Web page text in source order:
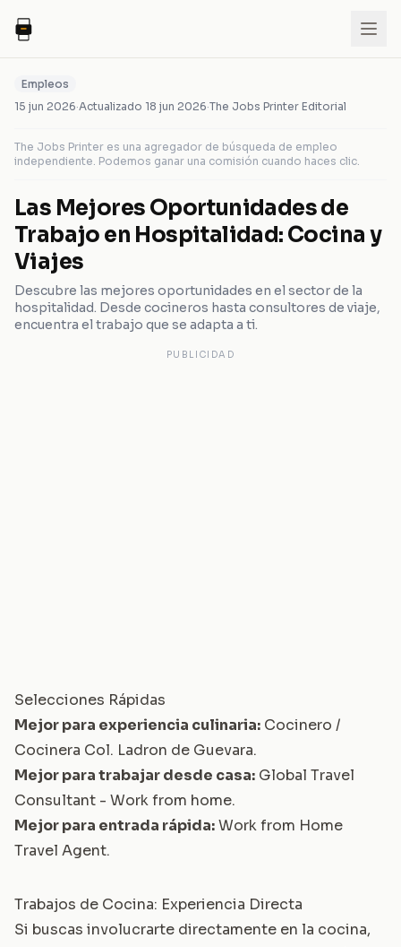
Empleos
15 jun 2026·Actualizado 18 jun 2026·The Jobs Printer Editorial
The Jobs Printer es una agregador de búsqueda de empleo
independiente. Podemos ganar una comisión cuando haces clic.
Las Mejores Oportunidades de
Trabajo en Hospitalidad: Cocina y
Viajes
Descubre las mejores oportunidades en el sector de la
hospitalidad. Desde cocineros hasta consultores de viaje,
encuentra el trabajo que se adapta a ti.
PUBLICIDAD
Selecciones Rápidas
Mejor para experiencia culinaria: Cocinero /
Cocinera Col. Ladron de Guevara.
Mejor para trabajar desde casa: Global Travel
Consultant - Work from home.
Mejor para entrada rápida:Work from Home
Travel Agent.
Trabajos de Cocina: Experiencia Directa
Si buscas involucrarte directamente en la cocina,